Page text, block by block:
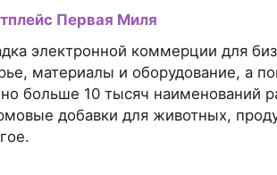
Первая Миля
электронной коммерции для
материалы и оборудование, а
больше 10 тысяч наименований
добавки для животных,